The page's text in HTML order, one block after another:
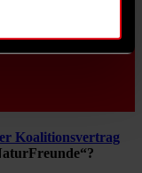
Koalitionsvertrag